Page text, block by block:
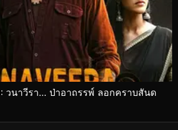
วนาวีรา… ป่าอาถรรพ์ ลอกคราบสันด